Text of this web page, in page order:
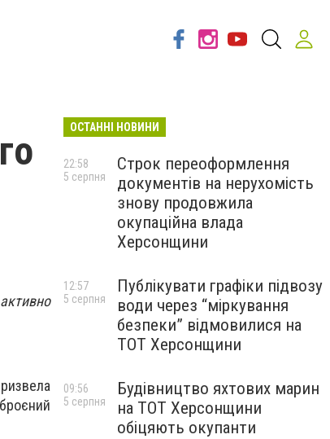
ОСТАННІ НОВИНИ
Строк переоформлення
документів на нерухомість
знову продовжила
окупаційна влада
Херсонщини
22:58
5 серпня
Публікувати графіки підвозу
води через “міркування
безпеки” відмовилися на
ТОТ Херсонщини
12:57
5 серпня
Будівництво яхтових марин
на ТОТ Херсонщини
обіцяють окупанти
09:56
5 серпня